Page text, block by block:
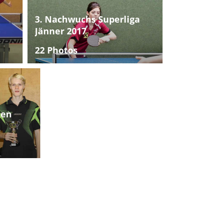
3. Nachwuchs Superliga
Jänner 2017
22 Photos